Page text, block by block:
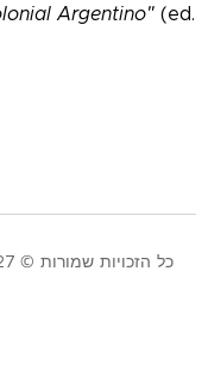
Argentino" (ed.
כל הזכויות שמורות © 2027 FOSTER היסטוריה וזיכרון קולקטיבי